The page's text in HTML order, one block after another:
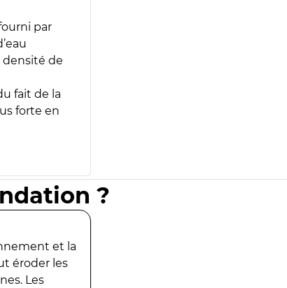
par
densité de
fait de la
forte en
?
et la
éroder les
Les